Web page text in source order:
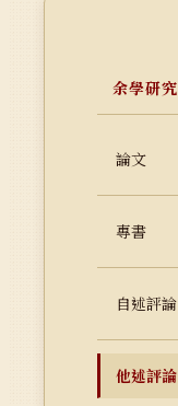
余學研究
論文
專書
自述評論
他述評論